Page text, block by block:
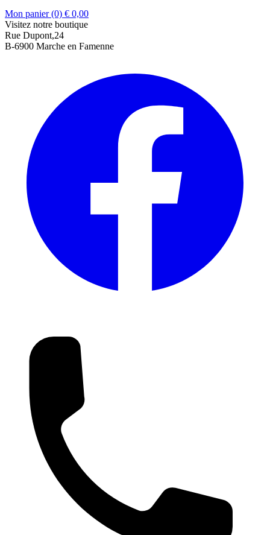
Mon panier (0) € 0,00
Visitez notre boutique
Rue Dupont,24
B-6900 Marche en Famenne